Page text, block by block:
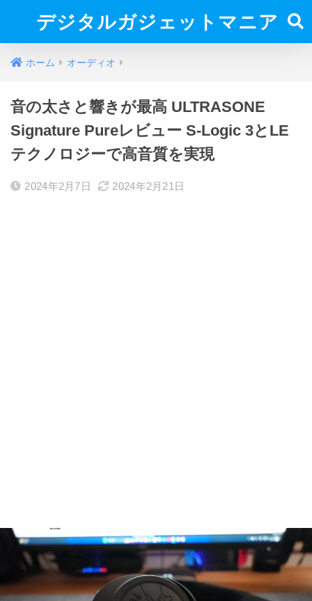
デジタルガジェットマニア
ホーム オーディオ
音の太さと響きが最高 ULTRASONE
Signature Pureレビュー S-Logic 3とLE
テクノロジーで高音質を実現
2024年2月7日 2024年2月21日